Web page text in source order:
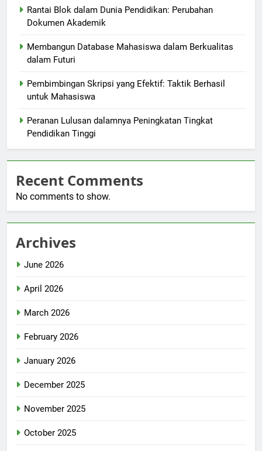
Rantai Blok dalam Dunia Pendidikan: Perubahan
Dokumen Akademik
Membangun Database Mahasiswa dalam Berkualitas
dalam Futuri
Pembimbingan Skripsi yang Efektif: Taktik Berhasil
untuk Mahasiswa
Peranan Lulusan dalamnya Peningkatan Tingkat
Pendidikan Tinggi
Recent Comments
No comments to show.
Archives
June 2026
April 2026
March 2026
February 2026
January 2026
December 2025
November 2025
October 2025